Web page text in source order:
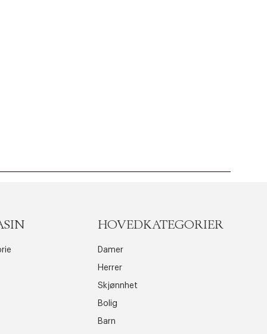
HOVEDKATEGORIER
Damer
Herrer
Skjønnhet
Bolig
Barn